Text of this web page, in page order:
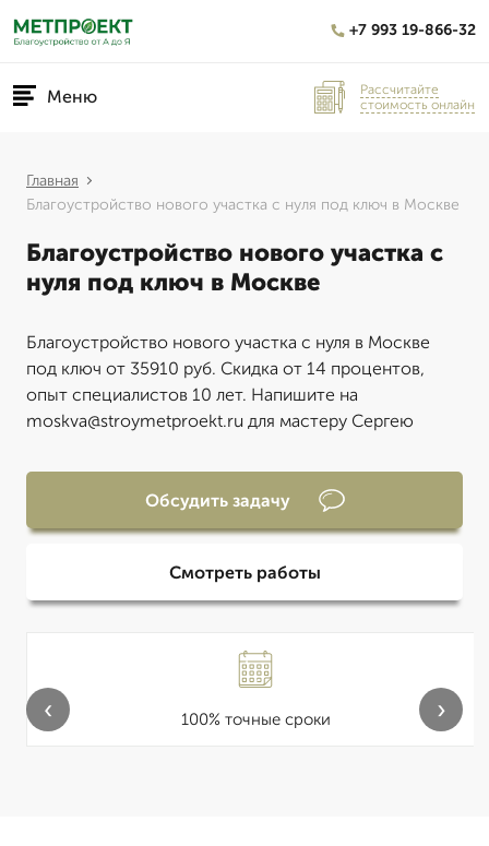
+7 993 19-866-32
Меню
Рассчитайте
стоимость онлайн
Главная
Благоустройство нового участка с нуля под ключ в Москве
Благоустройство нового участка с
нуля под ключ в Москве
Благоустройство нового участка с нуля в Москве
под ключ от 35910 руб. Скидка от 14 процентов,
опыт специалистов 10 лет. Напишите на
moskva@stroymetproekt.ru для мастеру Сергею
Обсудить задачу
Смотреть работы
100% точные сроки
‹ ›